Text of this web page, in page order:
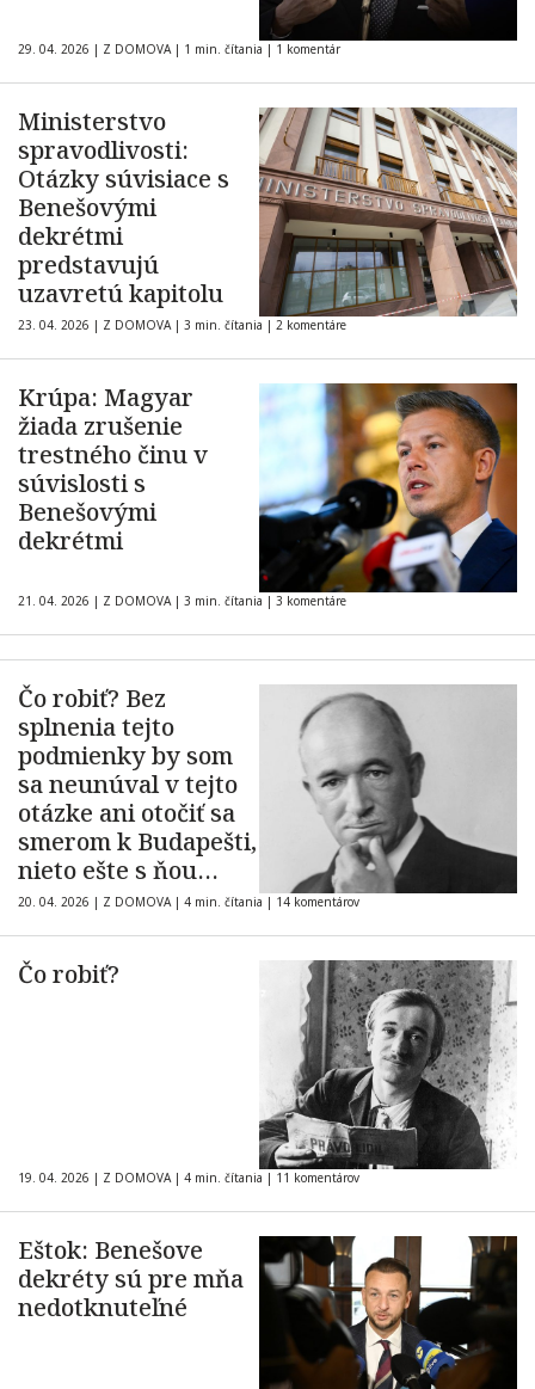
29. 04. 2026 | Z DOMOVA | 1 min. čítania | 1 komentár
Ministerstvo
spravodlivosti:
Otázky súvisiace s
Benešovými
dekrétmi
predstavujú
uzavretú kapitolu
23. 04. 2026 | Z DOMOVA | 3 min. čítania | 2 komentáre
Krúpa: Magyar
žiada zrušenie
trestného činu v
súvislosti s
Benešovými
dekrétmi
21. 04. 2026 | Z DOMOVA | 3 min. čítania | 3 komentáre
Čo robiť? Bez
splnenia tejto
podmienky by som
sa neunúval v tejto
otázke ani otočiť sa
smerom k Budapešti,
nieto ešte s ňou
rokovať, píše
historik
20. 04. 2026 | Z DOMOVA | 4 min. čítania | 14 komentárov
Čo robiť?
19. 04. 2026 | Z DOMOVA | 4 min. čítania | 11 komentárov
Eštok: Benešove
dekréty sú pre mňa
nedotknuteľné